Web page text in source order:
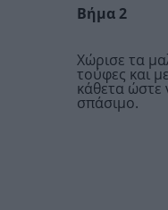
Βήμα 2
Χώρισε τα
τούφες και
κάθετα ώστε
σπάσιμο.